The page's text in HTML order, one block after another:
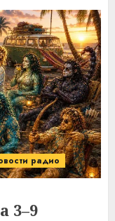
радио
3–9